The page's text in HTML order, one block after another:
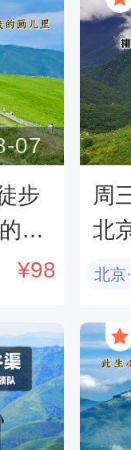
步
群
高山
07
¥98
周
北
西
北京